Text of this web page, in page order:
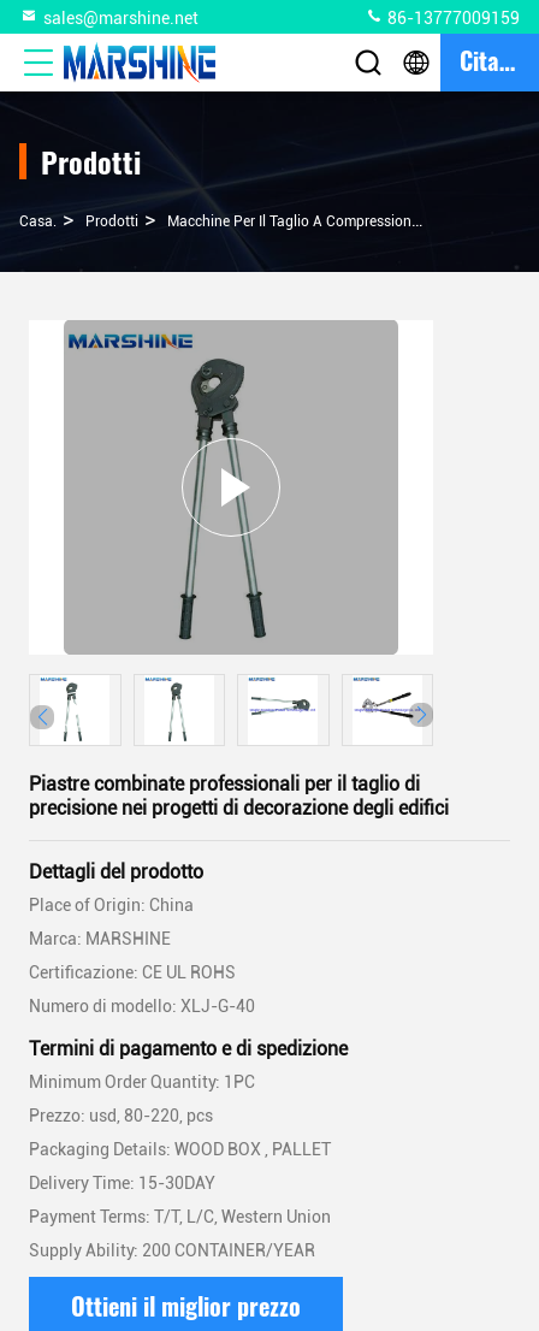
sales@marshine.net 86-13777009159
Citazione
Prodotti
Casa. > Prodotti > Macchine Per Il Taglio A Compressione Di Cavi
Piastre combinate professionali per il taglio di
precisione nei progetti di decorazione degli edifici
Dettagli del prodotto
Place of Origin: China
Marca: MARSHINE
Certificazione: CE UL ROHS
Numero di modello: XLJ-G-40
Termini di pagamento e di spedizione
Minimum Order Quantity: 1PC
Prezzo: usd, 80-220, pcs
Packaging Details: WOOD BOX , PALLET
Delivery Time: 15-30DAY
Payment Terms: T/T, L/C, Western Union
Supply Ability: 200 CONTAINER/YEAR
Ottieni il miglior prezzo